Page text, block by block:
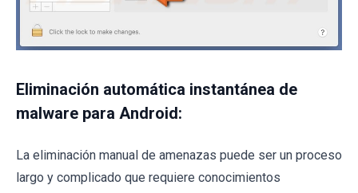
Eliminación automática instantánea de
malware para Android:
La eliminación manual de amenazas puede ser un proceso
largo y complicado que requiere conocimientos